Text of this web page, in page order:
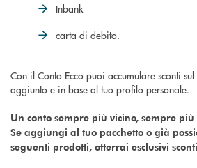
Inbank
carta di debito.
Con il Conto Ecco puoi accumulare sconti
aggiunto e in base al tuo profilo personale.
Un conto sempre più vicino, sempre più
Se aggiungi al tuo pacchetto o già
seguenti prodotti, otterrai esclusivi